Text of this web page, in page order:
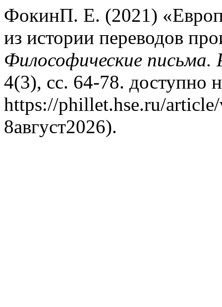
ФокинП. Е. (2021)
из истории переводов
Философические письма.
4(3), сс. 64-78. доступно
https://phillet.hse.ru/
8август2026).